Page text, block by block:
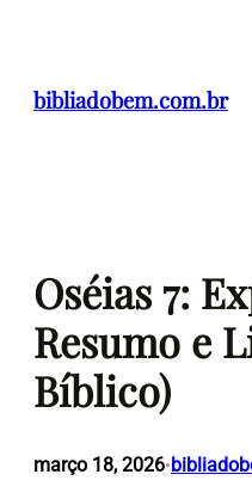
conteúdo
bibliadobem.com.br
Oséias 7:
Resumo e
Bíblico)
março 18, 2026•